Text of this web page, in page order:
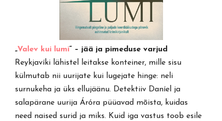
„Valev kui lumi“ – jää ja pimeduse varjud
Reykjavíki lähistel leitakse konteiner, mille sisu
külmutab nii uurijate kui lugejate hinge: neli
surnukeha ja üks ellujäänu. Detektiiv Daníel ja
salapärane uurija Áróra püüavad mõista, kuidas
need naised surid ja miks. Kuid iga vastus toob esile